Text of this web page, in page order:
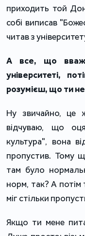
приходить той
собі виписав
читав з
А все, що
університеті,
розумієш, що ти
Ну звичайно, це
відчуваю, що
культура", вона
пропустив. Тому
там було
норм, так? А
міг стільки
Якщо ти мене